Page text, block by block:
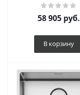
58 905 руб.
В корзину